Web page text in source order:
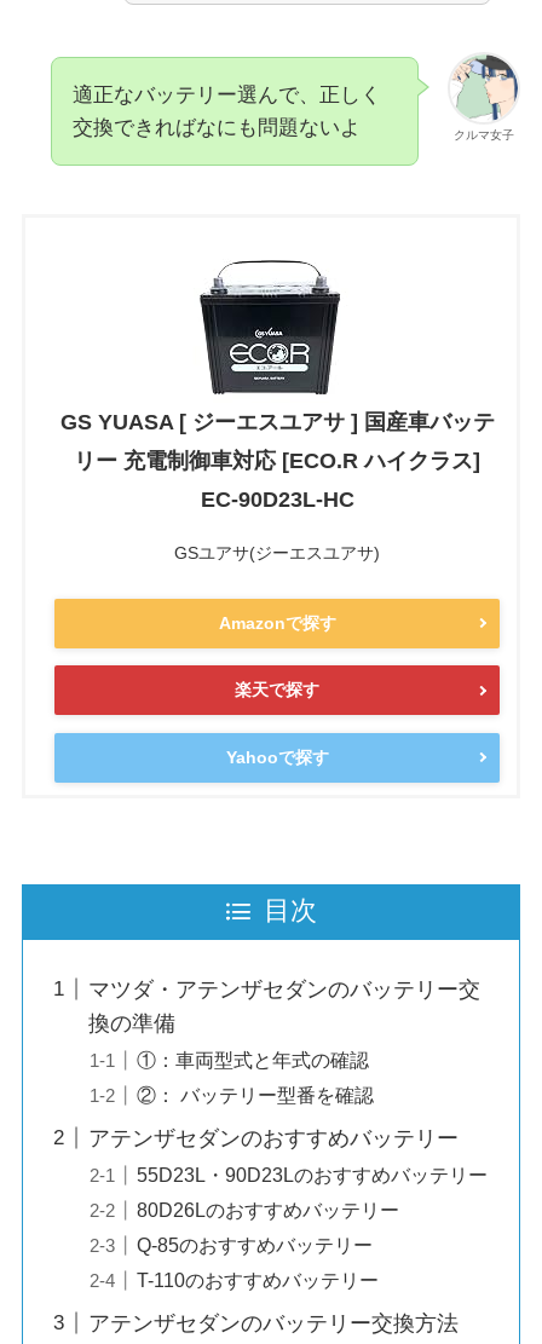
クルマ女子
適正なバッテリー選んで、正しく
交換できればなにも問題ないよ
GS YUASA [ ジーエスユアサ ] 国産車バッテ
リー 充電制御車対応 [ECO.R ハイクラス]
EC-90D23L-HC
GSユアサ(ジーエスユアサ)
Amazonで探す
楽天で探す
Yahooで探す
目次
マツダ・アテンザセダンのバッテリー交
換の準備
①：車両型式と年式の確認
②： バッテリー型番を確認
アテンザセダンのおすすめバッテリー
55D23L・90D23Lのおすすめバッテリー
80D26Lのおすすめバッテリー
Q-85のおすすめバッテリー
T-110のおすすめバッテリー
アテンザセダンのバッテリー交換方法